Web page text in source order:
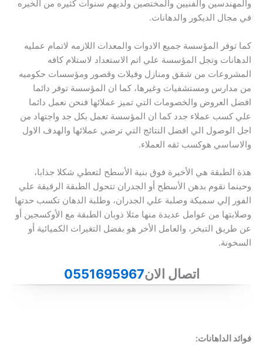
والمهندسين والفنيين والمختصين ولديهم سنوات كثيره من الخبره
في مجال الديكور والدهانات.
كما توفر المؤسسة جميع الادوات والمعدات اللازمه لاتمام عمليه
الدهانات وتجل المؤسسة علي اتم الاستعداد لاستلام كافه
المشروعات من شقق ومنازل وفيلات وقصور ومؤسسات حكوميه
من مدارس ومستشفيات وغيرها، كما ان المؤسسة توفر دائما
افضل العروض والخصومات التي تميز عملائها فنحن نعمل دائما
علي كسب عملاء جدد كما ان المؤسسة تعمل بكل جد واجتهاد من
اجل الوصول الي افضل النتائج التي ترضي عملائها والهدف الاول
والاساسي هوكسب ثقه العملاء.
هذة الطبقة هي الأخيرة فوق بنية الأسطح لتعطي شكلا جذابا،
وحينما نقوم بدهن الأسطح أو الجدران تتحول الطبقة الرقيقة علي
الفور إلي سميكة وصلبة علي الجدران، وطلبة الدهان تكسب حدتها
وصلابتها من عوامل عديدة منها مثلا ذوبان الطبقة مع الأوكسجين أو
عن طريق التبخر، والعامل الأخر هو بفضل التغيرات الكميائية أو
السخونة.
اتصال الان0551695967
فوائد الداهانات: